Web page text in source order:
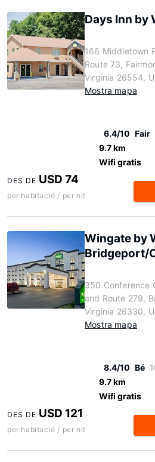
Days Inn by
166 Middletown
Route 73,
Virginia 26554,
Mostra mapa
6.4/10 Fair
9.7 km
Wifi gratis
DES DE USD 74
per habitació / per nit
Wingate by
Bridgeport/
350 Conference
and Route 279,
Virginia 26330,
Mostra mapa
8.4/10 Bé
9.7 km
Wifi gratis
DES DE USD 121
per habitació / per nit